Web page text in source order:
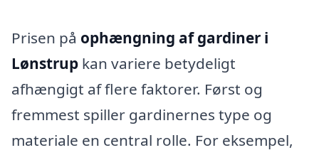
Prisen på ophængning af gardiner i
Lønstrup kan variere betydeligt
afhængigt af flere faktorer. Først og
fremmest spiller gardinernes type og
materiale en central rolle. For eksempel,